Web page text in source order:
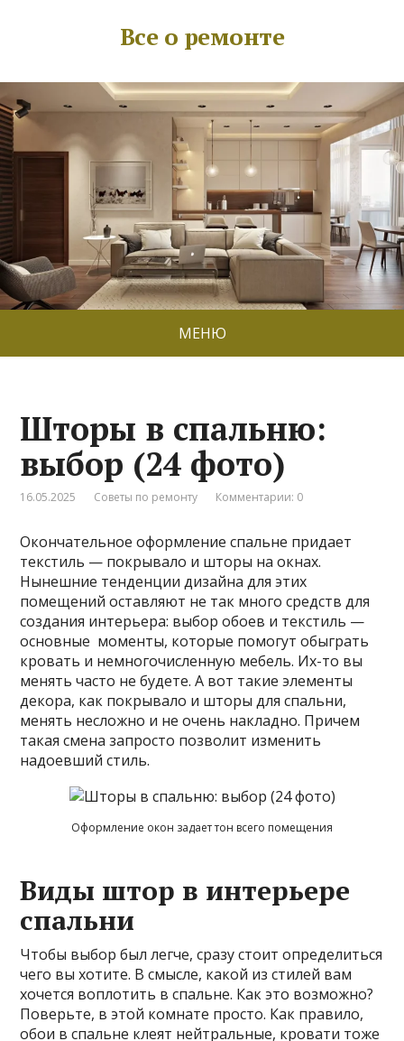
Все о ремонте
МЕНЮ
Шторы в спальню:
выбор (24 фото)
16.05.2025 Советы по ремонту Комментарии: 0
Окончательное оформление спальне придает
текстиль — покрывало и шторы на окнах.
Нынешние тенденции дизайна для этих
помещений оставляют не так много средств для
создания интерьера: выбор обоев и текстиль —
основные моменты, которые помогут обыграть
кровать и немногочисленную мебель. Их-то вы
менять часто не будете. А вот такие элементы
декора, как покрывало и шторы для спальни,
менять несложно и не очень накладно. Причем
такая смена запросто позволит изменить
надоевший стиль.
Оформление окон задает тон всего помещения
Виды штор в интерьере
спальни
Чтобы выбор был легче, сразу стоит определиться
чего вы хотите. В смысле, какой из стилей вам
хочется воплотить в спальне. Как это возможно?
Поверьте, в этой комнате просто. Как правило,
обои в спальне клеят нейтральные, кровати тоже